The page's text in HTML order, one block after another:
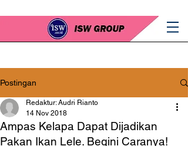
Postingan
Ampas Kelapa Dapat Dijadikan
Pakan Ikan Lele. Begini Caranya!
Redaktur: Audri Rianto
14 Nov 2018